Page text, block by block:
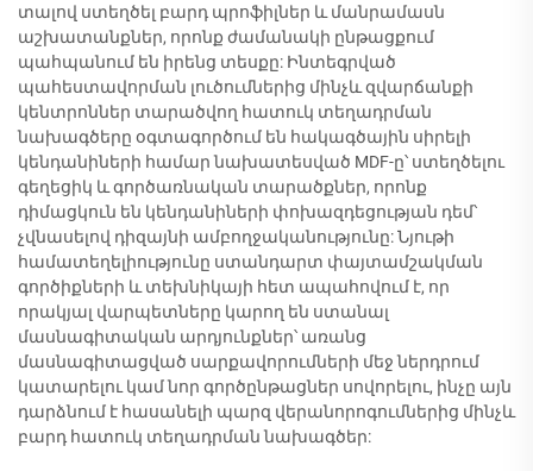
տալով ստեղծել բարդ պրոֆիլներ և մանրամասն
աշխատանքներ, որոնք ժամանակի ընթացքում
պահպանում են իրենց տեսքը: Ինտեգրված
պահեստավորման լուծումներից մինչև զվարճանքի
կենտրոններ տարածվող հատուկ տեղադրման
նախագծերը օգտագործում են հակագծային սիրելի
կենդանիների համար նախատեսված MDF-ը՝ ստեղծելու
գեղեցիկ և գործառնական տարածքներ, որոնք
դիմացկուն են կենդանիների փոխազդեցության դեմ՝
չվնասելով դիզայնի ամբողջականությունը: Նյութի
համատեղելիությունը ստանդարտ փայտամշակման
գործիքների և տեխնիկայի հետ ապահովում է, որ
որակյալ վարպետները կարող են ստանալ
մասնագիտական արդյունքներ՝ առանց
մասնագիտացված սարքավորումների մեջ ներդրում
կատարելու կամ նոր գործընթացներ սովորելու, ինչը այն
դարձնում է հասանելի պարզ վերանորոգումներից մինչև
բարդ հատուկ տեղադրման նախագծեր: